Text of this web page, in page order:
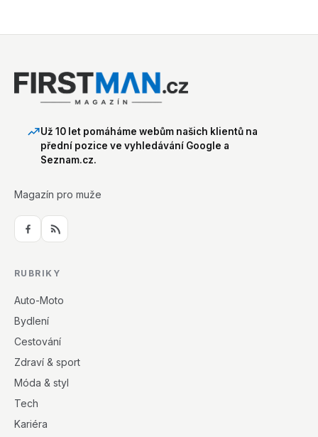
Už 10 let pomáháme webům našich klientů na
přední pozice ve vyhledávání Google a
Seznam.cz.
Magazín pro muže
RUBRIKY
Auto-Moto
Bydlení
Cestování
Zdraví & sport
Móda & styl
Tech
Kariéra